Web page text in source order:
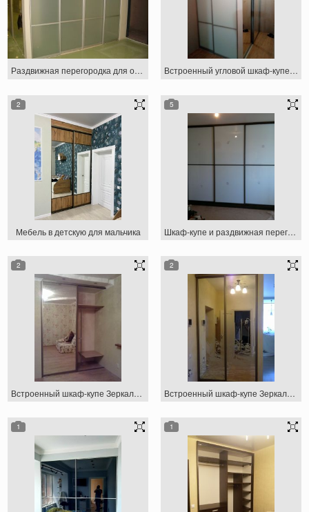
Раздвижная перегородка для офиса Встроенный угловой шкаф-купе для прихожей
2
Мебель в детскую для мальчика
5
Шкаф-купе и раздвижная перегородка
2
Встроенный шкаф-купе Зеркальный
2
Встроенный шкаф-купе Зеркальный
1 1